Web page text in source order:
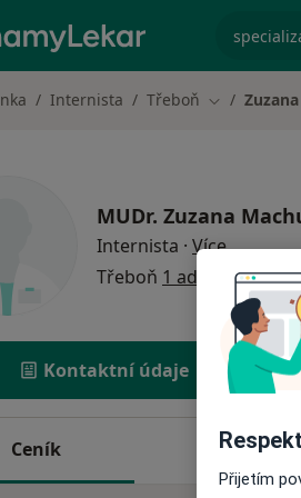
Internista Třeboň Změna
MUDr. Zuzana
Internista · Víceo
Třeboň 1 adresa
Kontaktní údaje
Ceník Adresy
Přijetím